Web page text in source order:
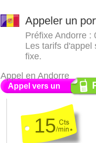
Appeler un
Préfixe Andorre :
Les tarifs d'appel
fixe.
Appel vers un
Appel en Andorre
15